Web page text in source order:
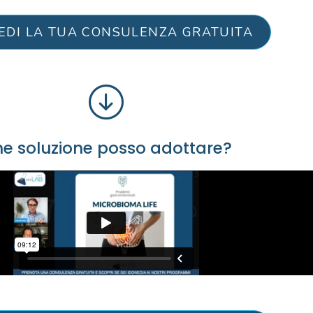
LA TUA CONSULENZA GRATUITA
soluzione posso adottare?